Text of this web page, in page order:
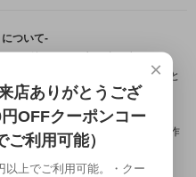
ついて-
ある鐘を吊るす留め金の名。
う必要不可欠な大事な部分を由来と
技法を用いながら、
に独特の存在感を与える作品を製作
×
店ありがとうござ
OFFクーポンコー
ご利用可能）
以上でご利用可能。・クー